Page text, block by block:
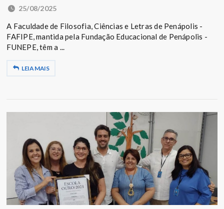
25/08/2025
A Faculdade de Filosofia, Ciências e Letras de Penápolis -
FAFIPE, mantida pela Fundação Educacional de Penápolis -
FUNEPE, têm a ...
LEIA MAIS